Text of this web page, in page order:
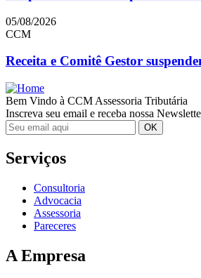
05/08/2026
CCM
Receita e Comitê Gestor
Bem Vindo à CCM Assessoria Tributária
Inscreva seu email e receba nossa
Serviços
Consultoria
Advocacia
Assessoria
Pareceres
A Empresa